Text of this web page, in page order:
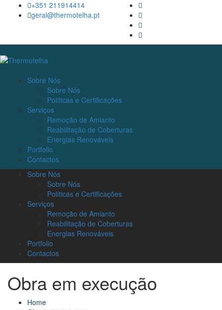
+351 211914414
geral@thermotelha.pt
Sobre Nós
Sobre Nós
Políticas e Certificações
Serviços
Remoção de Amianto
Reabilitação de Coberturas
Energias Renováveis
Portfolio
Contactos
Sobre Nós
Sobre Nós
Políticas e Certificações
Serviços
Remoção de Amianto
Reabilitação de Coberturas
Energias Renováveis
Portfolio
Contactos
Obra em execução
Home